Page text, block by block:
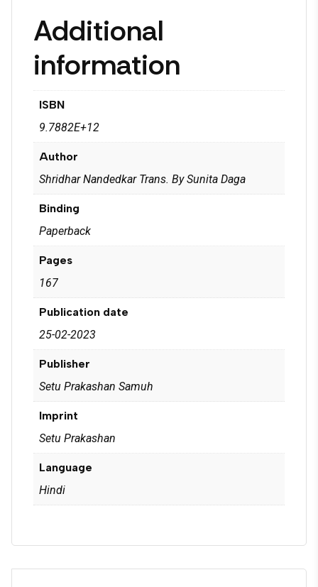
Additional
information
ISBN
9.7882E+12
Author
Shridhar Nandedkar Trans. By Sunita Daga
Binding
Paperback
Pages
167
Publication date
25-02-2023
Publisher
Setu Prakashan Samuh
Imprint
Setu Prakashan
Language
Hindi